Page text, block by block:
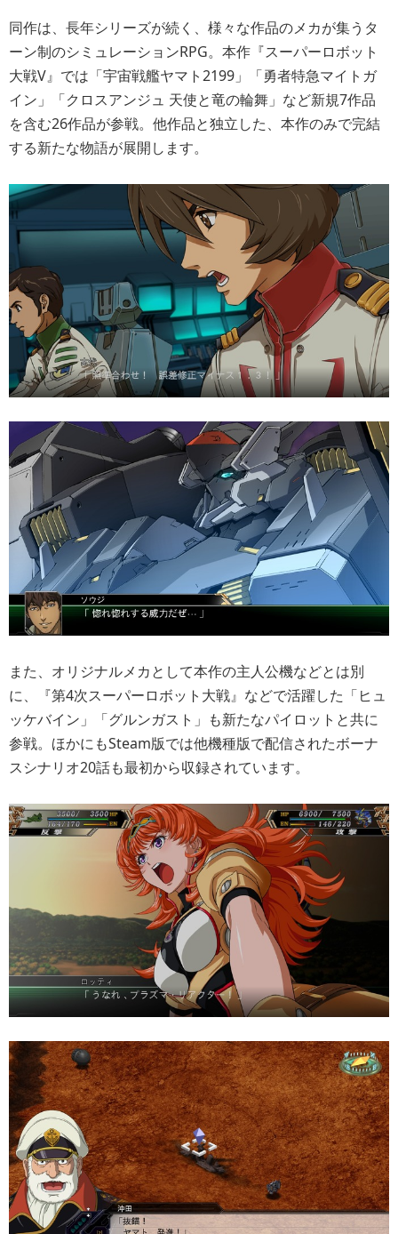
同作は、長年シリーズが続く、様々な作品のメカが集うタ
ーン制のシミュレーションRPG。本作『スーパーロボット
大戦V』では「宇宙戦艦ヤマト2199」「勇者特急マイトガ
イン」「クロスアンジュ 天使と竜の輪舞」など新規7作品
を含む26作品が参戦。他作品と独立した、本作のみで完結
する新たな物語が展開します。
また、オリジナルメカとして本作の主人公機などとは別
に、『第4次スーパーロボット大戦』などで活躍した「ヒュ
ッケバイン」「グルンガスト」も新たなパイロットと共に
参戦。ほかにもSteam版では他機種版で配信されたボーナ
スシナリオ20話も最初から収録されています。